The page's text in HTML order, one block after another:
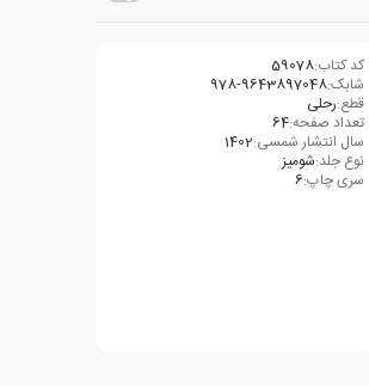
کد کتاب:59078
شابک:978-9643897048
قطع:رحلی
تعداد صفحه:64
سال انتشار شمسی:1402
نوع جلد:شومیز
سری چاپ:6